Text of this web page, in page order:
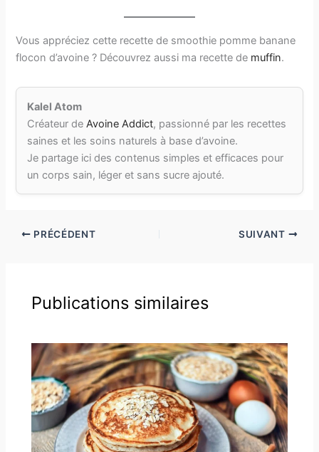
Vous appréciez cette recette de smoothie pomme banane
flocon d’avoine ? Découvrez aussi ma recette de muffin.
Kalel Atom
Créateur deAvoine Addict, passionné par les recettes
saines et les soins naturels à base d’avoine.
Je partage ici des contenus simples et efficaces pour
un corps sain, léger et sans sucre ajouté.
PRÉCÉDENT SUIVANT
Publications similaires